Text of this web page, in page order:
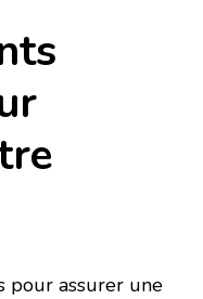
pour assurer une